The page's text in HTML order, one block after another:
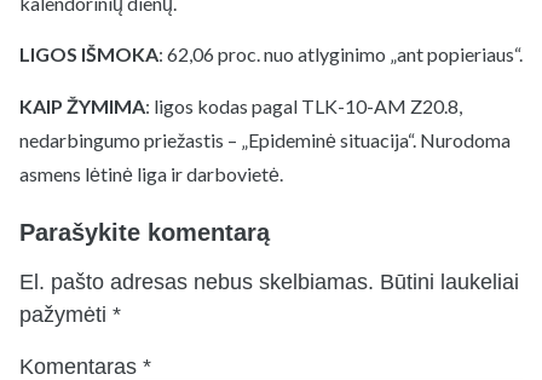
LIGOS IŠMOKA: 62,06 proc. nuo atlyginimo „ant popieriaus“.
KAIP ŽYMIMA: ligos kodas pagal TLK-10-AM Z20.8,
nedarbingumo priežastis – „Epideminė situacija“. Nurodoma
asmens lėtinė liga ir darbovietė.
Parašykite komentarą
El. pašto adresas nebus skelbiamas. Būtini laukeliai
pažymėti *
Komentaras *